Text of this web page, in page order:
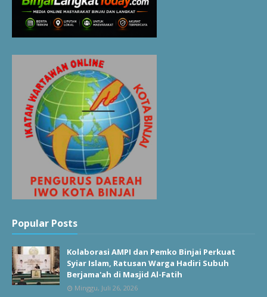
Popular Posts
Kolaborasi AMPI dan Pemko Binjai Perkuat
Syiar Islam, Ratusan Warga Hadiri Subuh
Berjama'ah di Masjid Al-Fatih
Minggu, Juli 26, 2026